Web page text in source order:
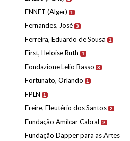
ENNET (Alger) 1
Fernandes, José 3
Ferreira, Eduardo de Sousa 1
First, Heloise Ruth 1
Fondazione Lelio Basso 3
Fortunato, Orlando 1
FPLN 1
Freire, Eleutério dos Santos 2
Fundação Amílcar Cabral 2
Fundação Dapper para as Artes